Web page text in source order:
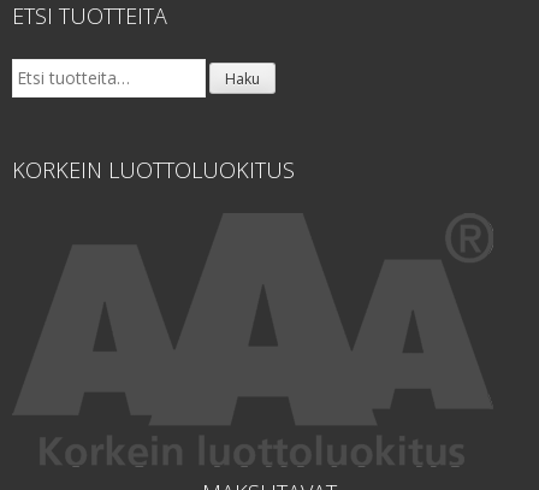
ETSI TUOTTEITA
Etsi: Haku
KORKEIN LUOTTOLUOKITUS